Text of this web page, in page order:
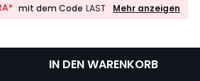
mit dem Code LAST
10%
LAST
Mehr anzeigen
IN DEN WARENKORB